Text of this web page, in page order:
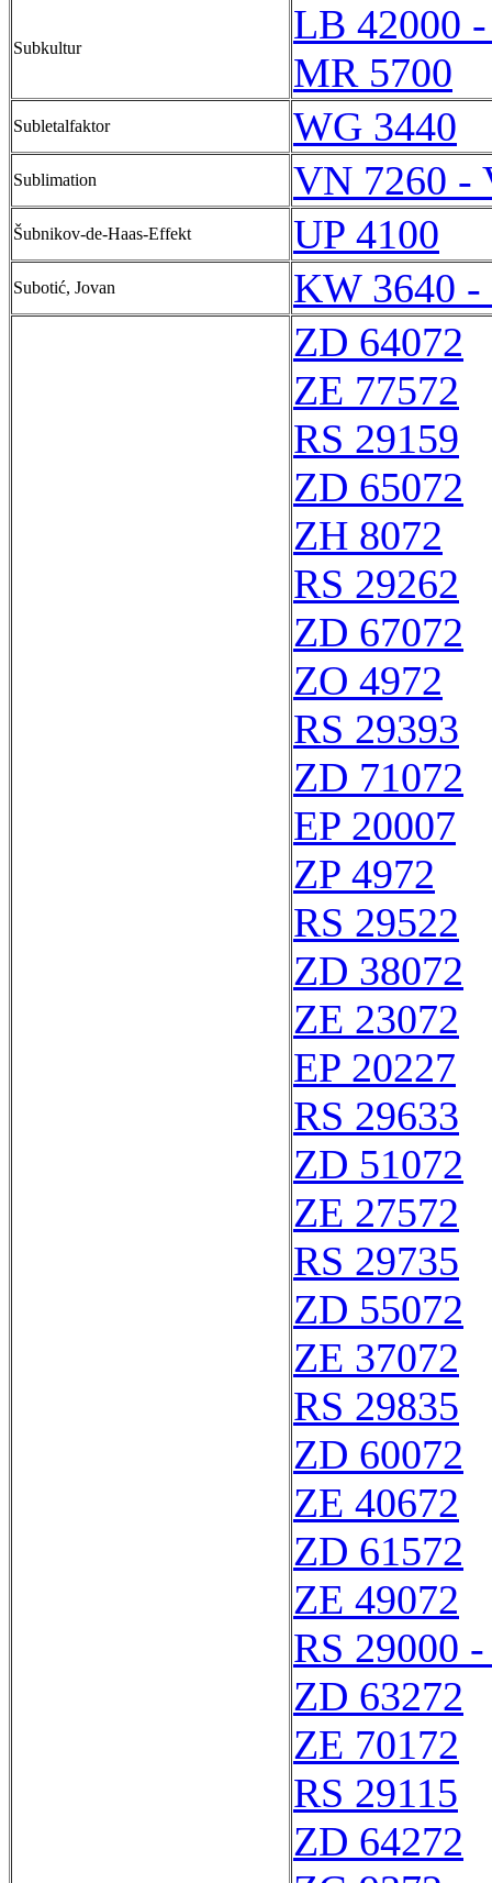
Subkultur
LB 42000
MR 5700
Subletalfaktor WG 3440
Sublimation VN 7260 -
Šubnikov-de-Haas-Effekt UP 4100
Subotić, Jovan
KW 3640
ZD 64072
ZE 77572
RS 29159
ZD 65072
ZH 8072
RS 29262
ZD 67072
ZO 4972
RS 29393
ZD 71072
EP 20007
ZP 4972
RS 29522
ZD 38072
ZE 23072
EP 20227
RS 29633
ZD 51072
ZE 27572
RS 29735
ZD 55072
ZE 37072
RS 29835
ZD 60072
ZE 40672
ZD 61572
ZE 49072
RS 29000
ZD 63272
ZE 70172
RS 29115
ZD 64272